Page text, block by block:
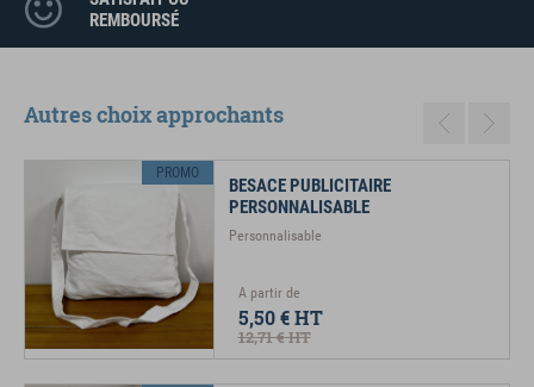
REMBOURSÉ
Autres choix approchants
PROMO
BESACE PUBLICITAIRE
PERSONNALISABLE
Personnalisable
A partir de
5,50 €HT
12,71 €HT
PreviousNext